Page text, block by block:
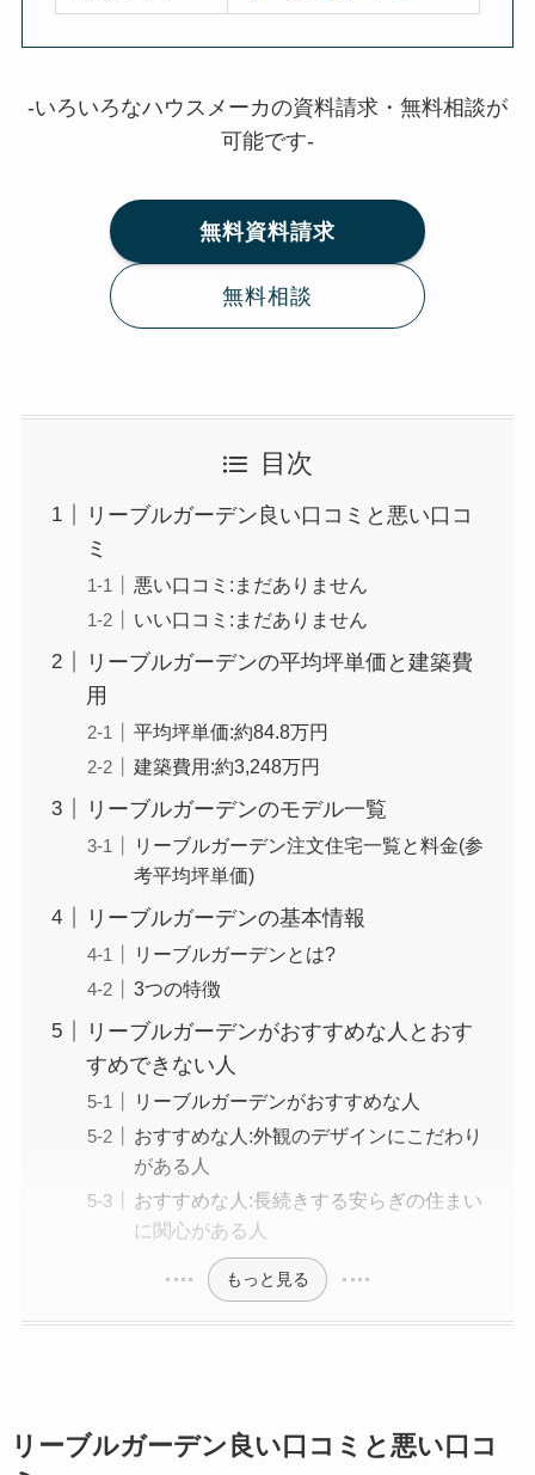
-いろいろなハウスメーカの資料請求・無料相談が
可能です-
無料資料請求
無料相談
目次
リーブルガーデン良い口コミと悪い口コ
ミ
悪い口コミ:まだありません
いい口コミ:まだありません
リーブルガーデンの平均坪単価と建築費
用
平均坪単価:約84.8万円
建築費用:約3,248万円
リーブルガーデンのモデル一覧
リーブルガーデン注文住宅一覧と料金(参
考平均坪単価)
リーブルガーデンの基本情報
リーブルガーデンとは?
3つの特徴
リーブルガーデンがおすすめな人とおす
すめできない人
リーブルガーデンがおすすめな人
おすすめな人:外観のデザインにこだわり
がある人
おすすめな人:長続きする安らぎの住まい
に関心がある人
もっと見る
リーブルガーデン良い口コミと悪い口コ